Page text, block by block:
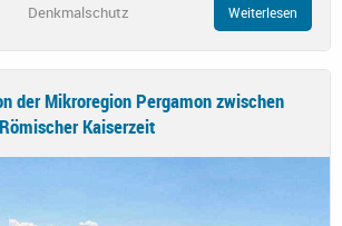
Denkmalschutz Weiterlesen
der Mikroregion Pergamon zwischen
Kaiserzeit